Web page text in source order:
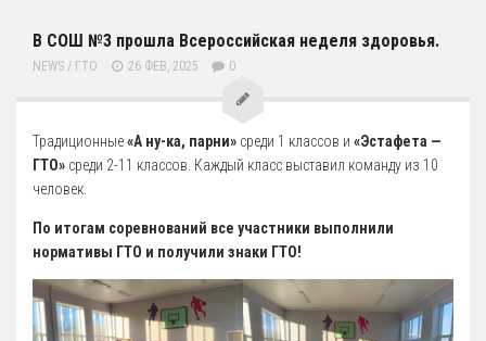
Лыжные гонки
Пулевая стрельба
Теннис
Тяжелая атлетика
Фитнес-аэробика
Художественная гимнастика
Шахматы
Чир Спорт
В СОШ №3 прошла Всероссийская неделя здоровья.
NEWS / ГТО 26 ФЕВ, 2025 0
Традиционные«А ну-ка, парни» среди 1 классов и «Эстафета —
ГТО» среди 2-11 классов. Каждый класс выставил команду из 10
человек.
По итогам соревнований все участники выполнили
нормативы ГТО и получили знаки ГТО!